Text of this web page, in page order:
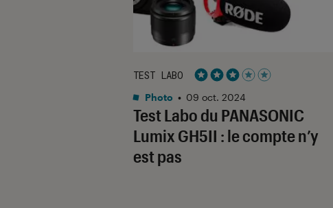
Test Labo du PANASONIC
Lumix GH5II : le compte n’y
est pas
TEST LABO
Noté 3 étoiles sur 5
Photo • 09 oct. 2024